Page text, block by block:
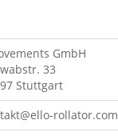
GmbH
33
Stuttgart
rollator.com